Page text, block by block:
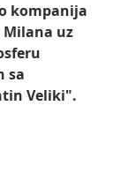
kompanija
Milana uz
sa
Veliki".